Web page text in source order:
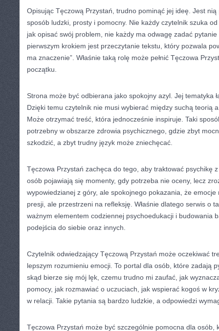
Opisując Tęczową Przystań, trudno pominąć jej ideę. Jest
sposób ludzki, prosty i pomocny. Nie każdy czytelnik szuka
jak opisać swój problem, nie każdy ma odwagę zadać
pierwszym krokiem jest przeczytanie tekstu, który pozwala
ma znaczenie”. Właśnie taką rolę może pełnić Tęczowa
początku.
Strona może być odbierana jako spokojny azyl. Jej tematyka
Dzięki temu czytelnik nie musi wybierać między suchą teorią
Może otrzymać treść, która jednocześnie inspiruje. Taki
potrzebny w obszarze zdrowia psychicznego, gdzie zbyt
szkodzić, a zbyt trudny język może zniechęcać.
Tęczowa Przystań zachęca do tego, aby traktować psychikę z
osób pojawiają się momenty, gdy potrzeba nie oceny, lecz
wypowiedzianej z góry, ale spokojnego pokazania, że emocje
presji, ale przestrzeni na refleksję. Właśnie dlatego serwis o
ważnym elementem codziennej psychoedukacji i budowania
podejścia do siebie oraz innych.
Czytelnik odwiedzający Tęczową Przystań może oczekiwać
lepszym rozumieniu emocji. To portal dla osób, które zadają
skąd bierze się mój lęk, czemu trudno mi zaufać, jak
pomocy, jak rozmawiać o uczuciach, jak wspierać kogoś w
w relacji. Takie pytania są bardzo ludzkie, a odpowiedzi
Tęczowa Przystań może być szczególnie pomocna dla osób,